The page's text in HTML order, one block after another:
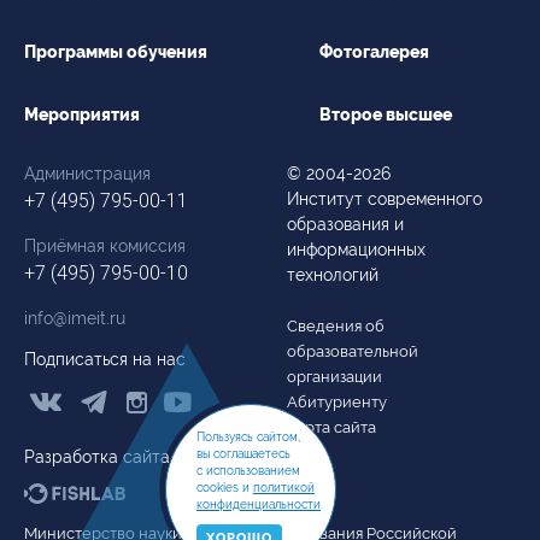
Сведения об образовательной организации
Программы обучения
Мероприятия
Фотогалерея
Второе высшее
Подписаться на нас
  
Разработка сайта
Министерство науки и высшего образования Российской
Администрация
+7 (495) 795-00-11
Приёмная комиссия
+7 (495) 795-00-10
info@imeit.ru
© 2004-2026
Институт современного
образования и
информационных
технологий
Сведения об
образовательной
организации
Абитуриенту
Карта сайта
Пользуясь сайтом,
вы соглашаетесь
с использованием
cookies и политикой
конфиденциальности